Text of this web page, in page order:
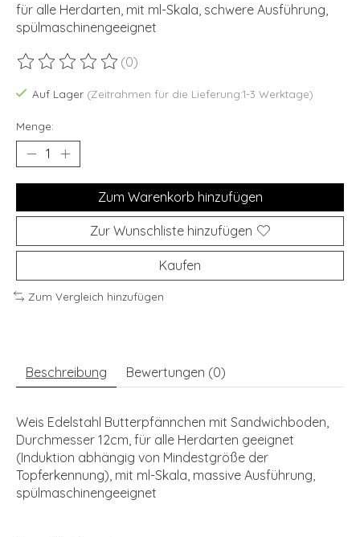
für alle Herdarten, mit ml-Skala, schwere Ausführung,
spülmaschinengeeignet
Die Bewertung dieses Produkts ist
(0)
Auf Lager (Zeitrahmen für die Lieferung:1-3 Werktage)
Menge:
Zum Warenkorb hinzufügen
Zur Wunschliste hinzufügen
Kaufen
Zum Vergleich hinzufügen
Beschreibung Bewertungen (0)
Weis Edelstahl Butterpfännchen mit Sandwichboden,
Durchmesser 12cm, für alle Herdarten geeignet
(Induktion abhängig von Mindestgröße der
Topferkennung), mit ml-Skala, massive Ausführung,
spülmaschinengeeignet